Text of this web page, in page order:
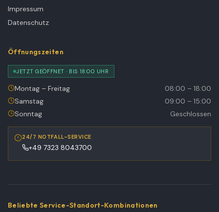
Impressum
Datenschutz
Öffnungszeiten
JETZT GEÖFFNET · BIS 18:00 UHR
Montag – Freitag
08:00 – 18:00
Samstag
09:00 – 15:00
Sonntag
Geschlossen
24/7 NOTFALL-SERVICE
+49 7323 8043700
Beliebte Service-Standort-Kombinationen